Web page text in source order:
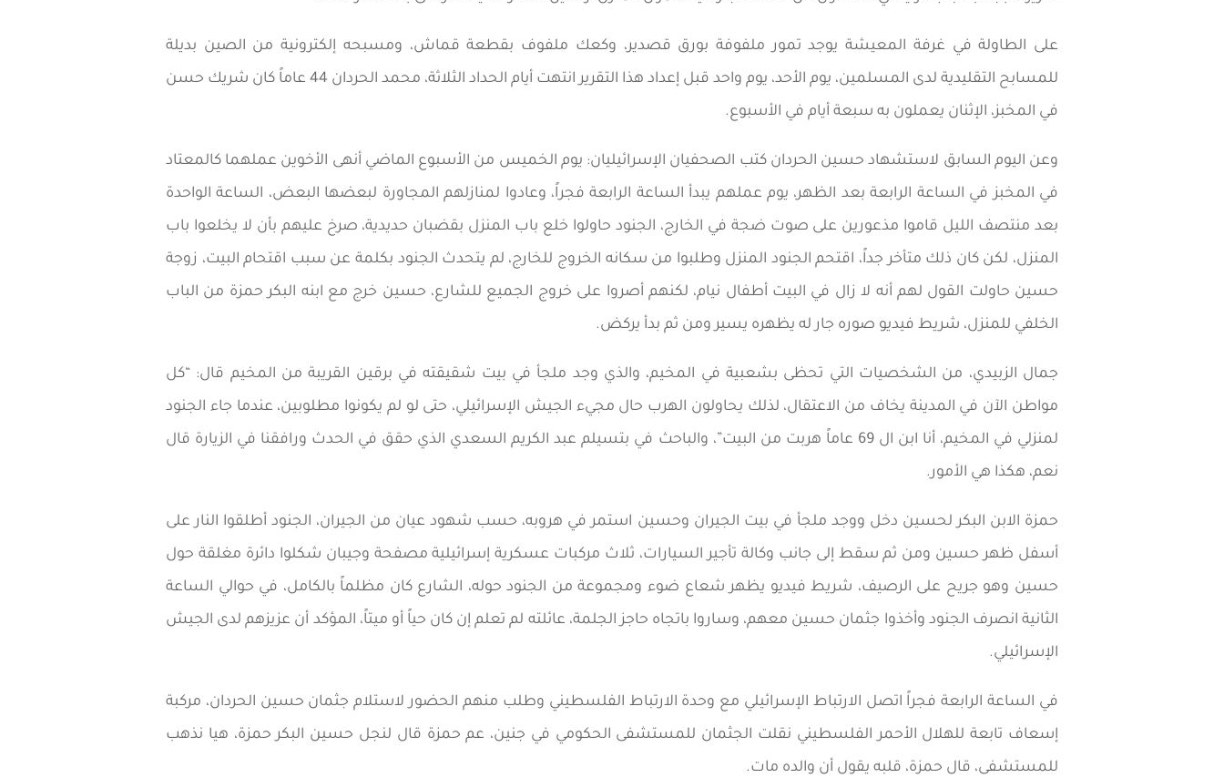
على الطاولة في غرفة المعيشة يوجد تمور ملفوفة بورق قصدير، وكعك ملفوف بقطعة قماش، ومسبحه إلكترونية من الصين بديلة
للمسابح التقليدية لدى المسلمين، يوم الأحد، يوم واحد قبل إعداد هذا التقرير انتهت أيام الحداد الثلاثة، محمد الحردان 44 عاماً كان شريك حسن
في المخبز، الإثنان يعملون به سبعة أيام في الأسبوع.
وعن اليوم السابق لاستشهاد حسين الحردان كتب الصحفيان الإسرائيليان: يوم الخميس من الأسبوع الماضي أنهى الأخوين عملهما كالمعتاد
في المخبز في الساعة الرابعة بعد الظهر، يوم عملهم يبدأ الساعة الرابعة فجراً، وعادوا لمنازلهم المجاورة لبعضها البعض، الساعة الواحدة
بعد منتصف الليل قاموا مذعورين على صوت ضجة في الخارج، الجنود حاولوا خلع باب المنزل بقضبان حديدية، صرخ عليهم بأن لا يخلعوا باب
المنزل، لكن كان ذلك متأخر جداً، اقتحم الجنود المنزل وطلبوا من سكانه الخروج للخارج، لم يتحدث الجنود بكلمة عن سبب اقتحام البيت، زوجة
حسين حاولت القول لهم أنه لا زال في البيت أطفال نيام، لكنهم أصروا على خروج الجميع للشارع، حسين خرج مع ابنه البكر حمزة من الباب
الخلفي للمنزل، شريط فيديو صوره جار له يظهره يسير ومن ثم بدأ يركض.
جمال الزبيدي، من الشخصيات التي تحظى بشعبية في المخيم، والذي وجد ملجأ في بيت شقيقته في برقين القريبة من المخيم قال: “كل
مواطن الآن في المدينة يخاف من الاعتقال، لذلك يحاولون الهرب حال مجيء الجيش الإسرائيلي، حتى لو لم يكونوا مطلوبين، عندما جاء الجنود
لمنزلي في المخيم، أنا ابن ال 69 عاماً هربت من البيت”، والباحث في بتسيلم عبد الكريم السعدي الذي حقق في الحدث ورافقنا في الزيارة قال
نعم، هكذا هي الأمور.
حمزة الابن البكر لحسين دخل ووجد ملجأ في بيت الجيران وحسين استمر في هروبه، حسب شهود عيان من الجيران، الجنود أطلقوا النار على
أسفل ظهر حسين ومن ثم سقط إلى جانب وكالة تأجير السيارات، ثلاث مركبات عسكرية إسرائيلية مصفحة وجيبان شكلوا دائرة مغلقة حول
حسين وهو جريح على الرصيف، شريط فيديو يظهر شعاع ضوء ومجموعة من الجنود حوله، الشارع كان مظلماً بالكامل، في حوالي الساعة
الثانية انصرف الجنود وأخذوا جثمان حسين معهم، وساروا باتجاه حاجز الجلمة، عائلته لم تعلم إن كان حياً أو ميتاً، المؤكد أن عزيزهم لدى الجيش
الإسرائيلي.
في الساعة الرابعة فجراً اتصل الارتباط الإسرائيلي مع وحدة الارتباط الفلسطيني وطلب منهم الحضور لاستلام جثمان حسين الحردان، مركبة
إسعاف تابعة للهلال الأحمر الفلسطيني نقلت الجثمان للمستشفى الحكومي في جنين، عم حمزة قال لنجل حسين البكر حمزة، هيا نذهب
للمستشفى، قال حمزة، قلبه يقول أن والده مات.